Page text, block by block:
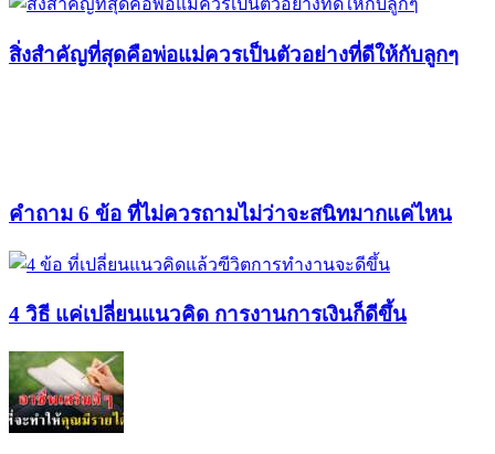
สิ่งสำคัญที่สุดคือพ่อแม่ควรเป็นตัวอย่างที่ดีให้กับลูกๆ
คำถาม 6 ข้อ ที่ไม่ควรถามไม่ว่าจะสนิทมากแค่ไหน
4 วิธี แค่เปลี่ยนแนวคิด การงานการเงินก็ดีขึ้น